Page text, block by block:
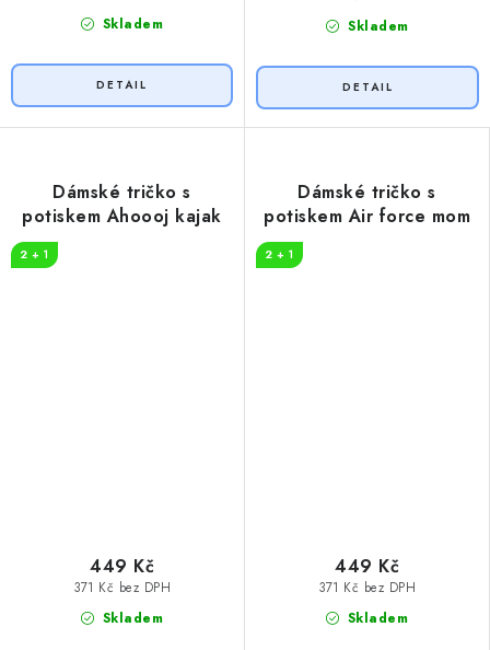
Skladem Skladem
Dámské tričko s
potiskem Ahoooj kajak
2 + 1
Skladem
371 Kč bez DPH
449 Kč
Dámské tričko s
potiskem Air force mom
2 + 1
Skladem
371 Kč bez DPH
449 Kč